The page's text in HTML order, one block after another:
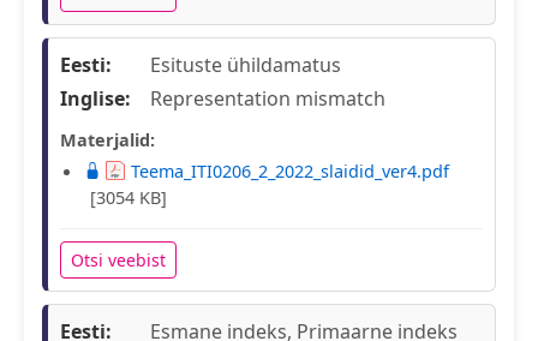
Eesti:
Esituste ühildamatus
Inglise:
Representation mismatch
Materjalid:
Teema_ITI0206_2_2022_slaidid_ver4.pdf
[3054 KB]
Otsi veebist
Eesti:
Esmane indeks, Primaarne indeks